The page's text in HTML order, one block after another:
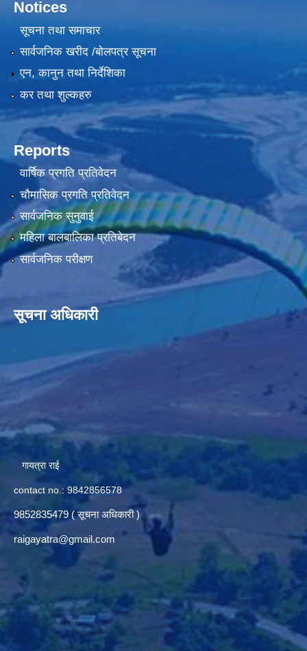
Notices
सूचना तथा समाचार
सार्वजनिक खरीद /बोलपत्र सूचना
एन, कानुन तथा निर्देशिका
कर तथा शुल्कहरु
Reports
वार्षिक प्रगति प्रतिवेदन
चौमासिक प्रगति प्रतिवेदन
सार्वजनिक सुनुवाई
महिला बालबालिका प्रतिबेदन
सार्वजनिक परीक्षण
सूचना अधिकारी
गायत्रा राई
contact no.: 9842856578
9852835479 ( सूचना अधिकारी )
raigayatra@gmail.com